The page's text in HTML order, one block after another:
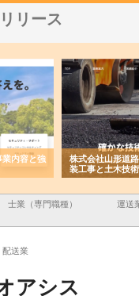
リース
業内容と強
株式会社山形道
装工事と土木技
士業（専門職種） 運送
配送業
アシス